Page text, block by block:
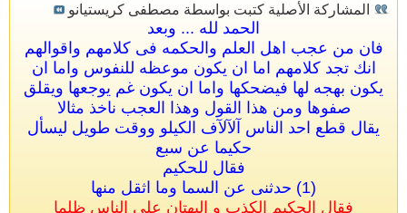
المشاركة الأصلية كتبت بواسطة مصطفى كريستيانو
الحمد لله ... وبعد
فان من عجب اهل العلم والحكمه فى كلامهم واقوالهم
انك تجد كلامهم اما ان يكون موعظه للنفوس واما ان
يكون بهجه لها فيضحكها واما ان يكون غم يوجعها ويقلق
صفوها ومن هذا القول وهذا العجب ناخذ مثالا
يقال قطع احد الناس آلآلآف الكيلو ووقت طويل ليسأل
حكيما عن سبع
فقال للحكيم
(1) حدثنى عن السما وما اثقل منها
فقال الحكيم الكذب و البهتان على الناس ظلما